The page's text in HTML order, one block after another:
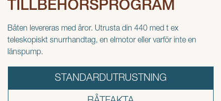
TILLBEHÖRSPROGRAM
Båten levereras med åror. Utrusta din 440 med t ex
teleskopiskt snurrhandtag, en elmotor eller varför inte en
länspump.
STANDARDUTRUSTNING